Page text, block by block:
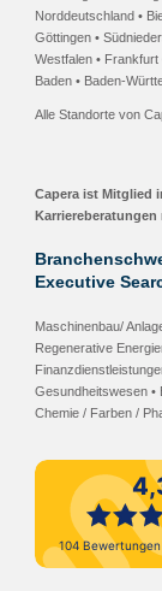
Norddeutschland •
Göttingen •
Westfalen • Frankfurt
Baden• Baden-
Alle Standorte von
Capera ist Mitglied
Karriereberatungen
Executive
Maschinenbau/
Regenerative
Gesundheitswesen •
Chemie / Farben /